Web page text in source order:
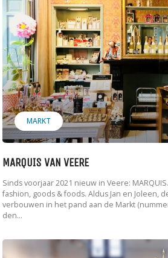
MARKT
MARQUIS VAN VEERE
Sinds voorjaar 2021 nieuw in Veere:
fashion, goods & foods. Aldus Jan en Joleen,
verbouwen in het pand aan de Markt
den...